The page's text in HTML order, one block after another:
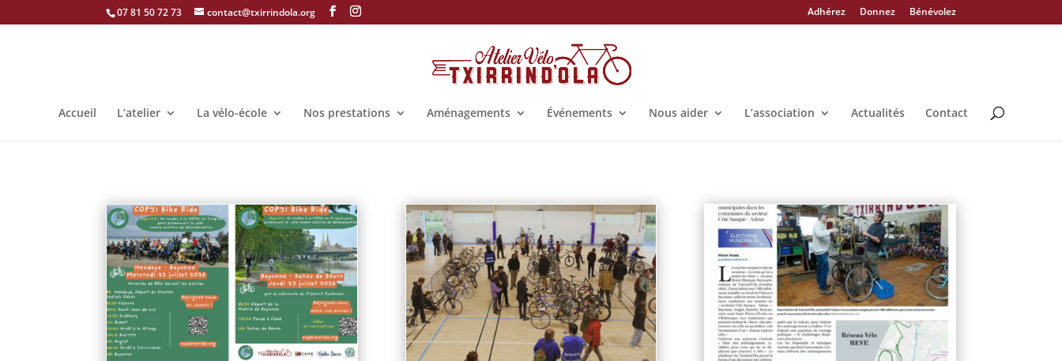
07 81 50 72 73 contact@txirrindola.org Adhérez Donnez Bénévolez
Accueil L’atelier La vélo-école Nos prestations Aménagements Événements Nous aider L’association Actualités Contact